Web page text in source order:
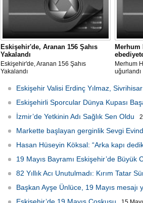
Eskişehir'de, Aranan 156 Şahıs
Yakalandı
Eskişehir'de, Aranan 156 Şahıs
Yakalandı
Merhum
Merhum
uğurlandı
Eskişehir Valisi Erdinç Yılmaz,
Eskişehirli Sporcular Dünya Kupası
İzmir’de Yetkinin Adı Sağlık Sen Oldu
Markette başlayan gerginlik Sevgi
Hasan Hüseyin Köksal: “Arka kapı
19 Mayıs Bayramı Eskişehir’de Büyük
82 Yıllık Acı Unutulmadı: Kırım Tatar
Başkan Ayşe Ünlüce, 19 Mayıs mesajı